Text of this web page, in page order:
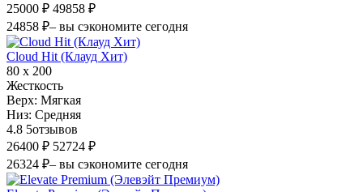
25000 ₽ 49858 ₽
24858 ₽– вы сэкономите сегодня
Cloud Hit (Клауд Хит)
80 х 200
Жесткость
Верх: Мягкая
Низ: Средняя
4.8 5отзывов
26400 ₽ 52724 ₽
26324 ₽– вы сэкономите сегодня